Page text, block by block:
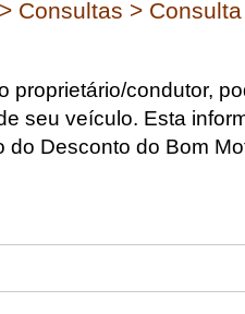
> Consultas >
proprietário/condutor,
seu veículo. Esta
do Desconto do Bom